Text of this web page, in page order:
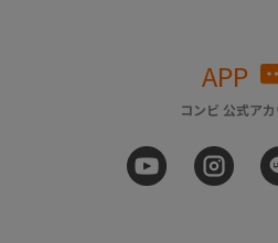
APP
コンビ 公式ア